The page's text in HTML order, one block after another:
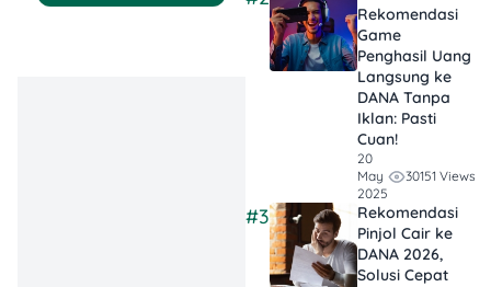
Rekomendasi
Game
Penghasil Uang
Langsung ke
DANA Tanpa
Iklan​: Pasti
Cuan!
20
May
2025
30151 Views
#3
Rekomendasi
Pinjol Cair ke
DANA 2026,
Solusi Cepat